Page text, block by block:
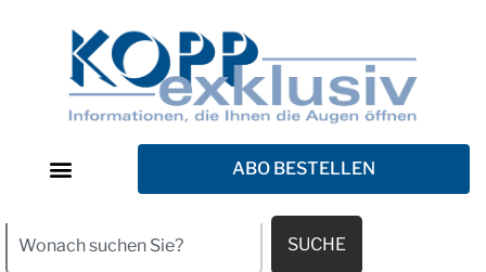
ABO BESTELLEN
SUCHE